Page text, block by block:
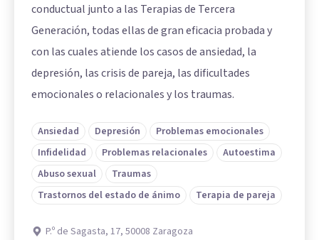
conductual junto a las Terapias de Tercera
Generación, todas ellas de gran eficacia probada y
con las cuales atiende los casos de ansiedad, la
depresión, las crisis de pareja, las dificultades
emocionales o relacionales y los traumas.
Ansiedad Depresión
Problemas emocionales
Infidelidad
Problemas relacionales
Autoestima
Abuso sexual
Traumas
Trastornos del estado de ánimo
Terapia de pareja
P.º de Sagasta, 17, 50008 Zaragoza